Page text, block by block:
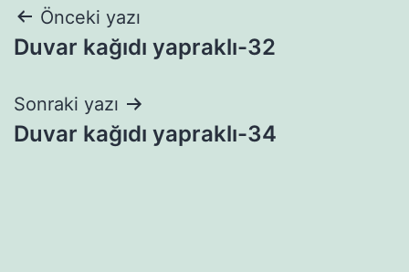
Yazı
gezinmesi
Önceki yazı
Duvar kağıdı yapraklı-32
Sonraki yazı
Duvar kağıdı yapraklı-34